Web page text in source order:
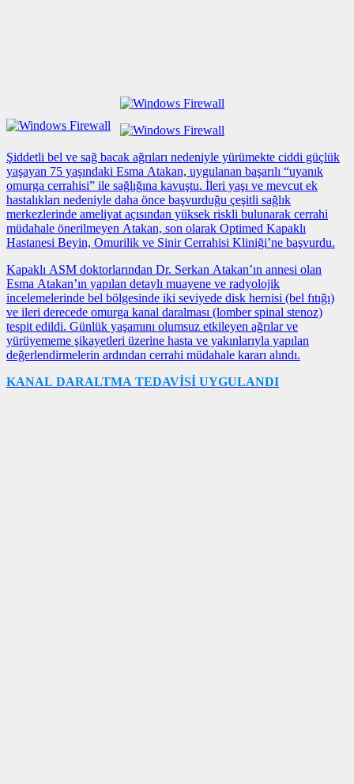
Şiddetli bel ve sağ bacak ağrıları nedeniyle yürümekte ciddi güçlük
yaşayan 75 yaşındaki Esma Atakan, uygulanan başarılı “uyanık
omurga cerrahisi” ile sağlığına kavuştu. İleri yaşı ve mevcut ek
hastalıkları nedeniyle daha önce başvurduğu çeşitli sağlık
merkezlerinde ameliyat açısından yüksek riskli bulunarak cerrahi
müdahale önerilmeyen Atakan, son olarak Optimed Kapaklı
Hastanesi Beyin, Omurilik ve Sinir Cerrahisi Kliniği’ne başvurdu.
Kapaklı ASM doktorlarından Dr. Serkan Atakan’ın annesi olan
Esma Atakan’ın yapılan detaylı muayene ve radyolojik
incelemelerinde bel bölgesinde iki seviyede disk hernisi (bel fıtığı)
ve ileri derecede omurga kanal daralması (lomber spinal stenoz)
tespit edildi. Günlük yaşamını olumsuz etkileyen ağrılar ve
yürüyememe şikayetleri üzerine hasta ve yakınlarıyla yapılan
değerlendirmelerin ardından cerrahi müdahale kararı alındı.
KANAL DARALTMA TEDAVİSİ UYGULANDI